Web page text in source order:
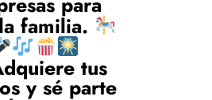
familia.
tus
y sé parte